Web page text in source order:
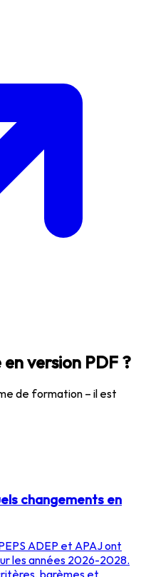
version PDF ?
de formation – il est
changements en
ADEP et APAJ ont
les années 2026-2028.
barèmes et